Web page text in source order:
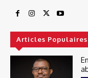
Articles Populaires